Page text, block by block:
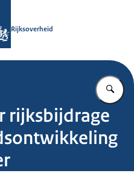
Rijksoverheid
rijksbijdrage